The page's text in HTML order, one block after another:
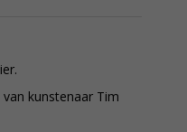
kunstenaar Tim